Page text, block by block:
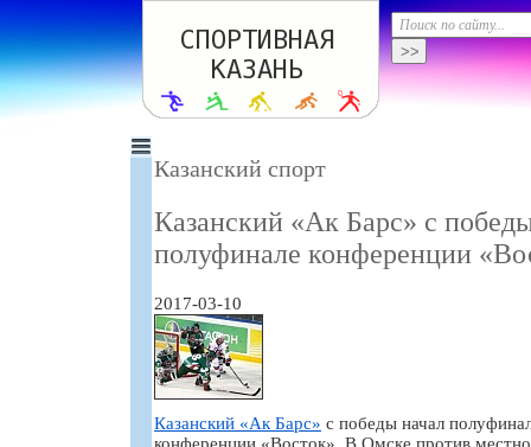
Казанский спорт
Казанский «Ак Барс» с
полуфинале конференции
2017-03-10
Казанский «Ак Барс» с победы начал